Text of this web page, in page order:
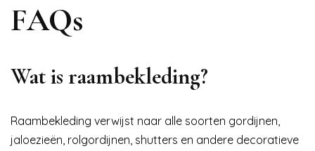
FAQs
Wat is raambekleding?
Raambekleding verwijst naar alle soorten gordijnen,
jaloezieën, rolgordijnen, shutters en andere decoratieve